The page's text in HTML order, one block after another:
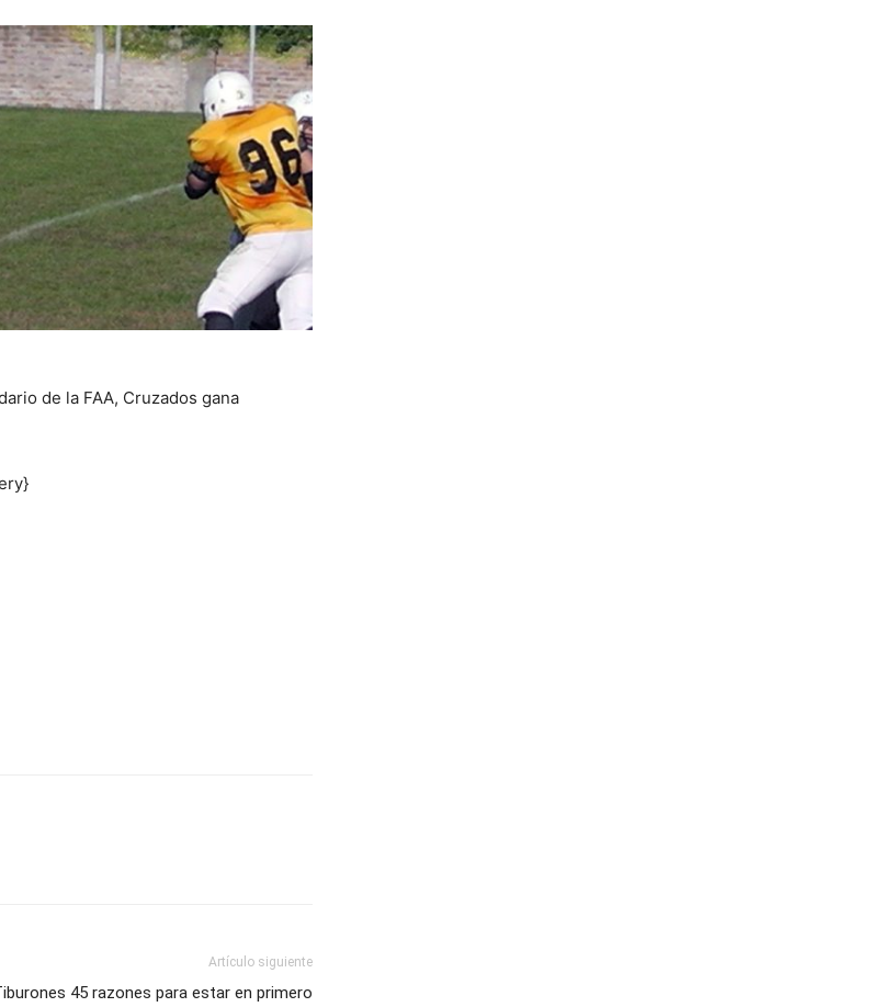
de la FAA, Cruzados gana
Artículo siguiente
45 razones para estar en primero